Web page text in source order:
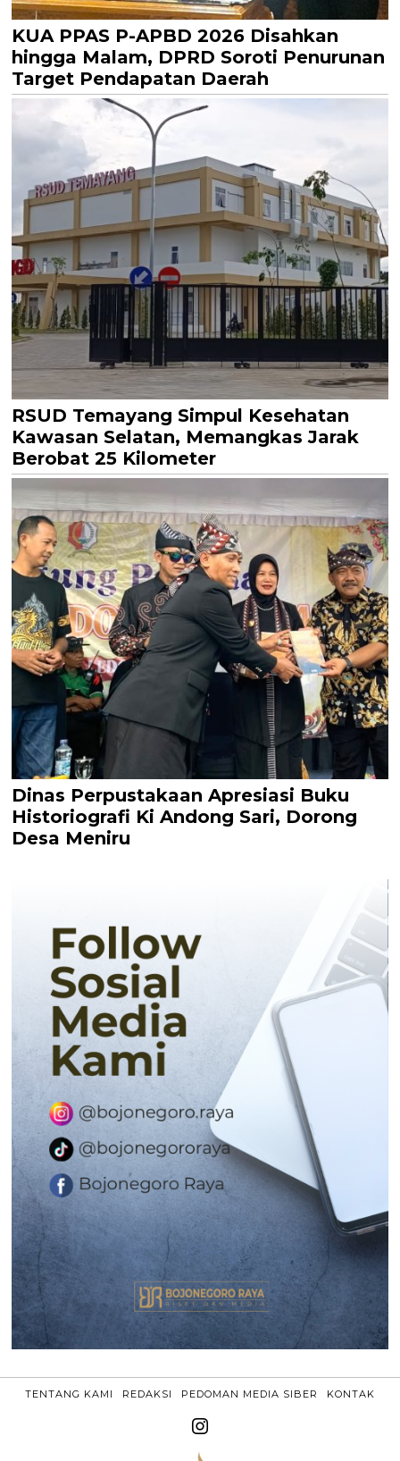
KUA PPAS P-APBD 2026 Disahkan
hingga Malam, DPRD Soroti Penurunan
Target Pendapatan Daerah
RSUD Temayang Simpul Kesehatan
Kawasan Selatan, Memangkas Jarak
Berobat 25 Kilometer
Dinas Perpustakaan Apresiasi Buku
Historiografi Ki Andong Sari, Dorong
Desa Meniru
TENTANG KAMI REDAKSI PEDOMAN MEDIA SIBER KONTAK